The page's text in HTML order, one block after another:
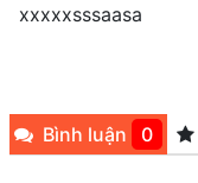
xxxxxsssaasa
Bình luận 0